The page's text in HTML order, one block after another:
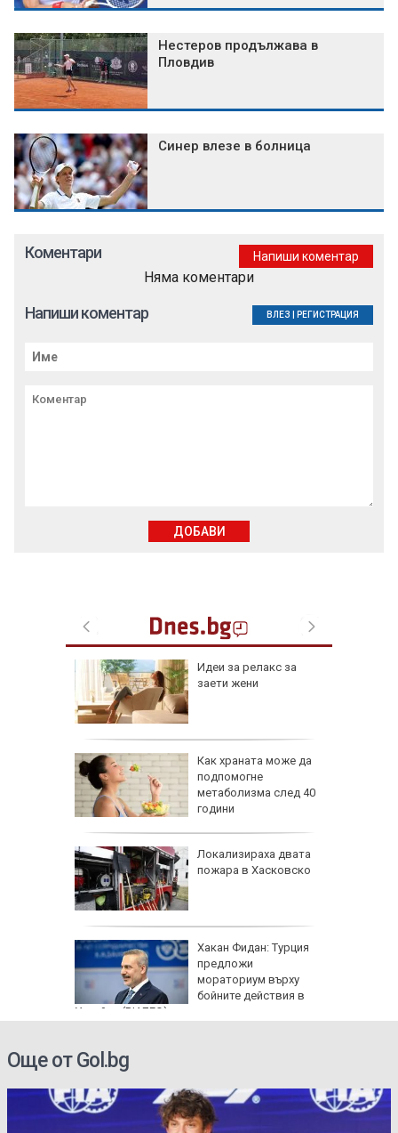
Нестеров продължава в
Пловдив
Синер влезе в болница
Идеи за релакс за
заети жени
Как храната може да
подпомогне
метаболизма след 40
години
Локализираха двата
пожара в Хасковско
Хакан Фидан: Турция
предложи
мораториум върху
бойните действия в
Украйна (ВИДЕО)
Коментари Напиши коментар
Няма коментари
Напиши коментар ВЛЕЗ РЕГИСТРАЦИЯ
ДОБАВИ
Още от Gol.bg